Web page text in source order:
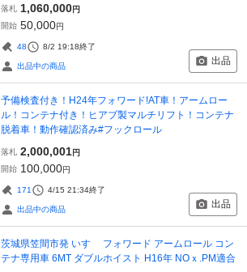
落札 1,060,000円
開始 50,000円
48 8/2 19:18終了
出品中の商品 出品
予備検査付き！H24年フォワード!AT車！アームロー
ル！コンテナ付き！ヒアブ製マルチリフト！コンテナ
脱着車！動作確認済み#フックロール
落札 2,000,001円
開始 100,000円
171 4/15 21:34終了
出品中の商品 出品
茨城県笠間市発 いすゞ フォワード アームロール コン
テナ専用車 6MT ダブルホイスト H16年 NOｘ.PM適合